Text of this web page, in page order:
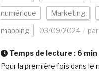
numérique Marketing
mapping 03/09/2024 par
Temps de lecture : 6 min
Pour la première fois dans le